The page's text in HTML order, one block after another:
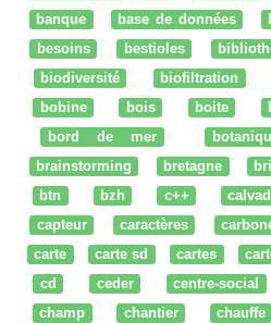
banque
base de données
besoins
bestioles
biodiversité
biofiltration
bobine
bois boite
bord de mer
brainstorming
bretagne
btn
bzh c++
capteur
caractères
carte
carte sd cartes
cd
ceder centre-social
champ
chantier chauffe